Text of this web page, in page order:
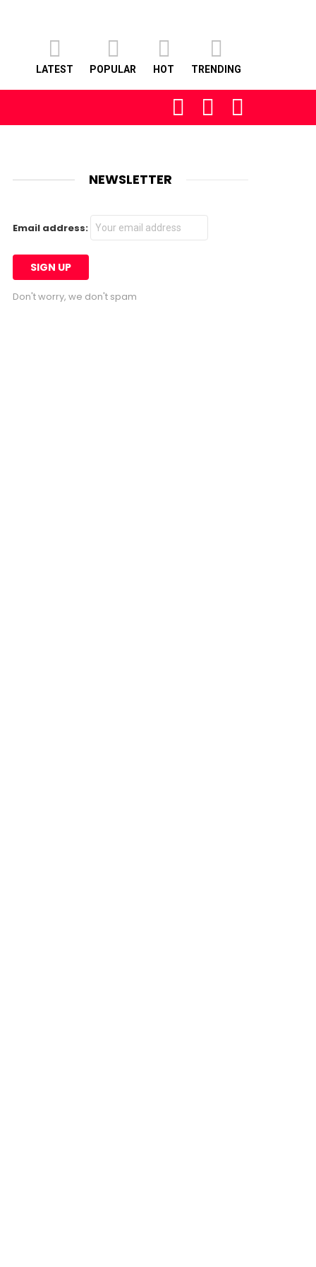
LATEST POPULAR HOT TRENDING
FOLLOW SEARCH
NEWSLETTER
Email address:
Don't worry, we don't spam